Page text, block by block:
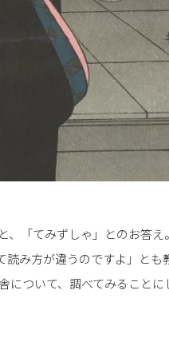
「てみずしゃ」とのお答え
み方が違うのですよ」とも
ついて、調べてみることに